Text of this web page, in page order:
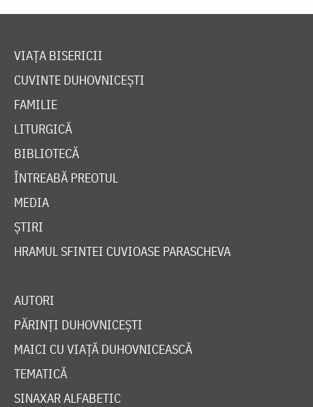
VIAȚA BISERICII
CUVINTE DUHOVNICEȘTI
FAMILIE
LITURGICĂ
BIBLIOTECĂ
ÎNTREABĂ PREOTUL
MEDIA
ȘTIRI
HRAMUL SFINTEI CUVIOASE PARASCHEVA
AUTORI
PĂRINȚI DUHOVNICEȘTI
MAICI CU VIAȚĂ DUHOVNICEASCĂ
TEMATICĂ
SINAXAR ALFABETIC